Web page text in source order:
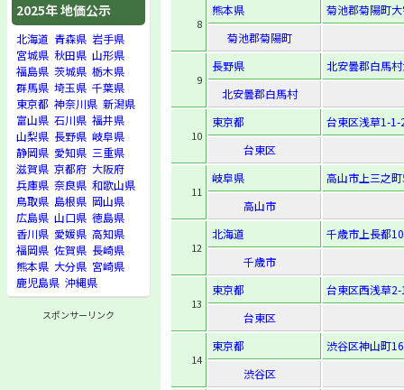
2025年 地価公示
北海道 青森県 岩手県
宮城県 秋田県 山形県
福島県 茨城県 栃木県
群馬県 埼玉県 千葉県
東京都 神奈川県 新潟県
富山県 石川県 福井県
山梨県 長野県 岐阜県
静岡県 愛知県 三重県
滋賀県 京都府 大阪府
兵庫県 奈良県 和歌山県
鳥取県 島根県 岡山県
広島県 山口県 徳島県
香川県 愛媛県 高知県
福岡県 佐賀県 長崎県
熊本県 大分県 宮崎県
鹿児島県 沖縄県
スポンサーリンク
8
熊本県
菊池郡菊陽町
菊池郡菊陽町
9
長野県
北安曇郡白馬
北安曇郡白馬村
10
東京都
台東区浅草1-1-
台東区
11
岐阜県
高山市上三之
高山市
12
北海道
千歳市上長都
千歳市
13
東京都
台東区西浅草
台東区
14
東京都
渋谷区神山町
渋谷区